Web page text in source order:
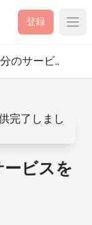
登録
のサービ..
ビスを